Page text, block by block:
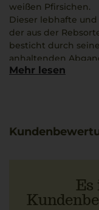
weißen Pfirsichen.
Dieser lebhafte und
der aus der
besticht durch
anhaltenden
Die Kombination
Mehr lesen
Es